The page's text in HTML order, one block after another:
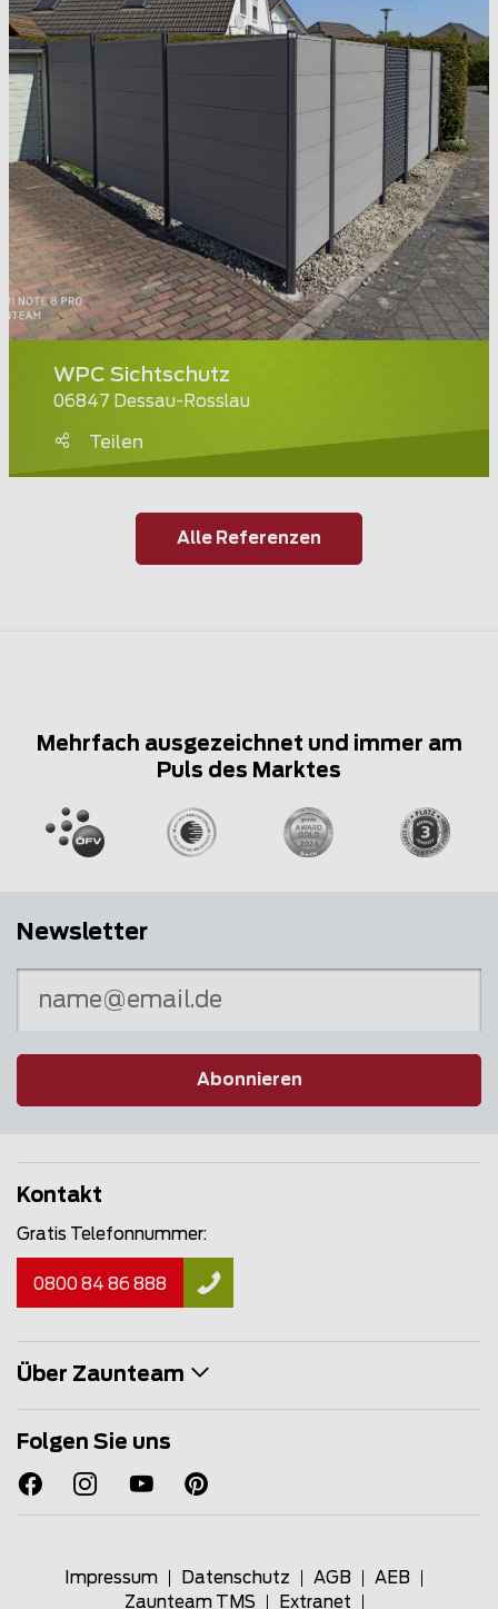
WPC Sichtschutz
06847 Dessau-Rosslau
Teilen
Alle Referenzen
Mehrfach ausgezeichnet und immer am
Puls des Marktes
Newsletter
Abonnieren
Kontakt
Gratis Telefonnummer:
0800 84 86 888
Über Zaunteam
Folgen Sie uns
Impressum Datenschutz AGB
AEB
Zaunteam TMS
Extranet